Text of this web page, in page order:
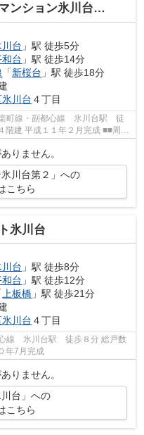
ション氷川台第２
川台 」駅 徒歩5分
和台 」駅 徒歩14分
「新桜台 」駅 徒歩18分
氷川台 ４丁目
りません。
氷川台第２」への
こちら
氷川台
川台 」駅 徒歩8分
和台 」駅 徒歩12分
上板橋 」駅 徒歩21分
氷川台 ４丁目
年7月完成
りません。
川台」への
こちら